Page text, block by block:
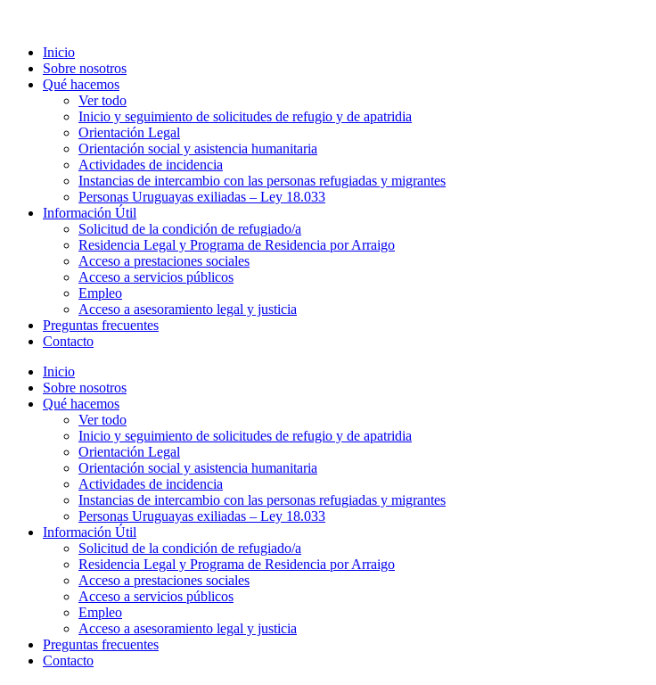
Inicio
Sobre nosotros
Qué hacemos
Ver todo
Inicio y seguimiento de solicitudes de refugio y de apatridia
Orientación Legal
Orientación social y asistencia humanitaria
Actividades de incidencia
Instancias de intercambio con las personas refugiadas y migrantes​
Personas Uruguayas exiliadas – Ley 18.033
Información Útil
Solicitud de la condición de refugiado/a
Residencia Legal y Programa de Residencia por Arraigo
Acceso a prestaciones sociales
Acceso a servicios públicos
Empleo
Acceso a asesoramiento legal y justicia
Preguntas frecuentes
Contacto
Inicio
Sobre nosotros
Qué hacemos
Ver todo
Inicio y seguimiento de solicitudes de refugio y de apatridia
Orientación Legal
Orientación social y asistencia humanitaria
Actividades de incidencia
Instancias de intercambio con las personas refugiadas y migrantes​
Personas Uruguayas exiliadas – Ley 18.033
Información Útil
Solicitud de la condición de refugiado/a
Residencia Legal y Programa de Residencia por Arraigo
Acceso a prestaciones sociales
Acceso a servicios públicos
Empleo
Acceso a asesoramiento legal y justicia
Preguntas frecuentes
Contacto